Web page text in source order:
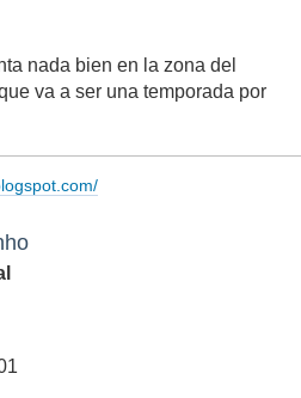
nada bien en la zona del
va a ser una temporada por